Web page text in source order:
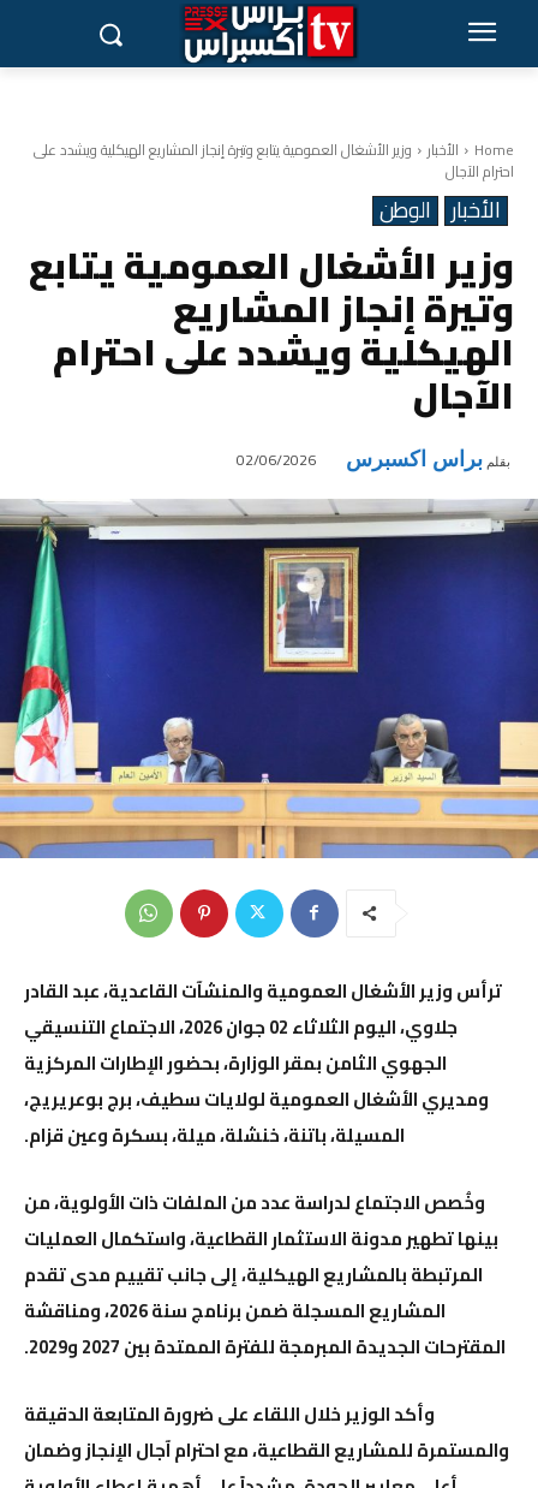
Home الأخبار وزير الأشغال العمومية يتابع وتيرة إنجاز المشاريع الهيكلية ويشدد على
احترام الآجال
الأخبار الوطن
وزير الأشغال العمومية يتابع
وتيرة إنجاز المشاريع
الهيكلية ويشدد على احترام
الآجال
بقلم براس اكسبرس 02/06/2026
ترأس وزير الأشغال العمومية والمنشآت القاعدية،عبد القادر
جلاوي
، اليوم الثلاثاء 02 جوان 2026، الاجتماع التنسيقي
الجهوي الثامن بمقر الوزارة، بحضور الإطارات المركزية
ومديري الأشغال العمومية لولاياتسطيف،برج بوعريريج،
المسيلة،باتنة،خنشلة،ميلة،بسكرةوعين قزام.
وخُصص الاجتماع لدراسة عدد من الملفات ذات الأولوية، من
بينها تطهير مدونة الاستثمار القطاعية، واستكمال العمليات
المرتبطة بالمشاريع الهيكلية، إلى جانب تقييم مدى تقدم
المشاريع المسجلة ضمن برنامج سنة 2026، ومناقشة
المقترحات الجديدة المبرمجة للفترة الممتدة بين 2027 و2029.
وأكد الوزير خلال اللقاء على ضرورة المتابعة الدقيقة
والمستمرة للمشاريع القطاعية، مع احترام آجال الإنجاز وضمان